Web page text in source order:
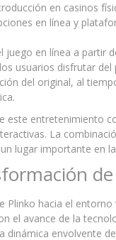
en casinos
en línea y
juego en línea a partir
usuarios disfrutar
del original, al
este entretenimiento
La
lugar importante en
Plinko hacia el
el avance de la
dinámica envolvente